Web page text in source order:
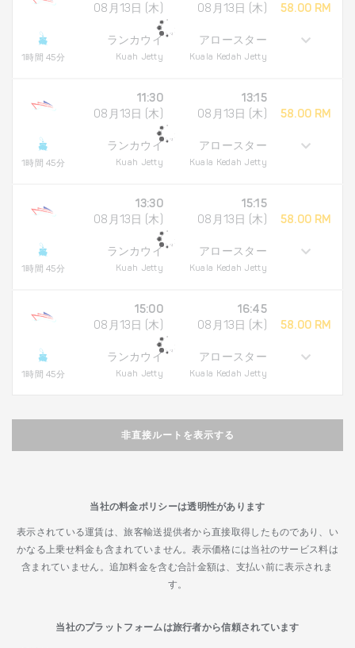
1時間 45分
08月13日 (木)
ランカウイ
Kuah Jetty
08月13日 (木)
アロースター
Kuala Kedah Jetty
58.00 RM
1時間 45分
11:30
08月13日 (木)
ランカウイ
Kuah Jetty
13:15
08月13日 (木)
アロースター
Kuala Kedah Jetty
58.00 RM
1時間 45分
13:30
08月13日 (木)
ランカウイ
Kuah Jetty
15:15
08月13日 (木)
アロースター
Kuala Kedah Jetty
58.00 RM
1時間 45分
15:00
08月13日 (木)
ランカウイ
Kuah Jetty
16:45
08月13日 (木)
アロースター
Kuala Kedah Jetty
58.00 RM
非直接ルートを表示する
当社の料金ポリシーは透明性があります
表示されている運賃は、旅客輸送提供者から直接取得したものであり、い
かなる上乗せ料金も含まれていません。表示価格には当社のサービス料は
含まれていません。追加料金を含む合計金額は、支払い前に表示されま
す。
当社のプラットフォームは旅行者から信頼されています